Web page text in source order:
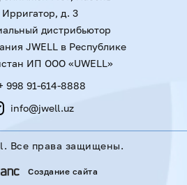
Ирригатор, д. 3
дистрибьютор
JWELL в Республике
ИП ООО «UWELL»
998 91-614-8888
info@jwell.uz
Все права защищены.
Создание сайта